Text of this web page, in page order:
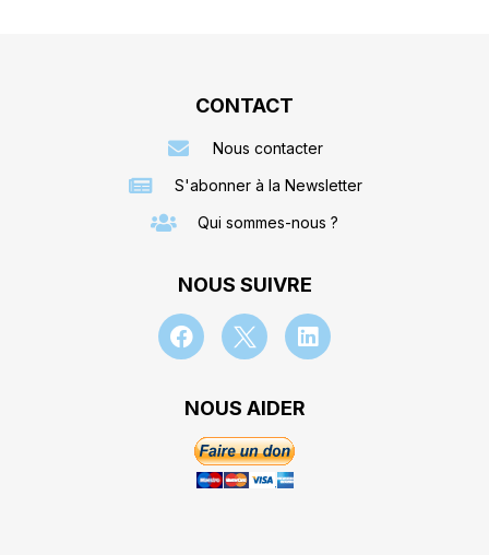
CONTACT
Nous contacter
S'abonner à la Newsletter
Qui sommes-nous ?
NOUS SUIVRE
NOUS AIDER